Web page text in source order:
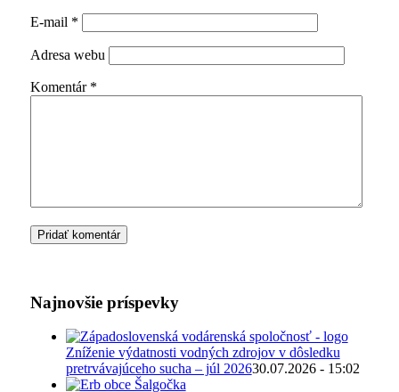
E-mail *
Adresa webu
Komentár *
Najnovšie príspevky
Zníženie výdatnosti vodných zdrojov v dôsledku
pretrvávajúceho sucha – júl 202630.07.2026 - 15:02